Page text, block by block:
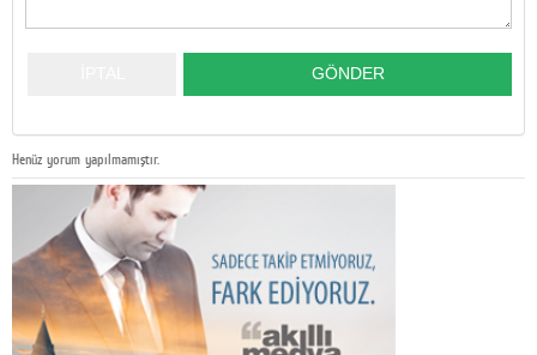
Henüz yorum yapılmamıştır.